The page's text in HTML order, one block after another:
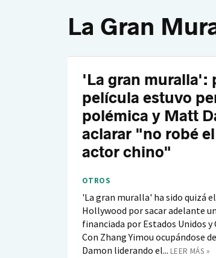
La Gran
'La gran muralla':
película estuvo
polémica y Matt
aclarar "no robé
actor chino"
OTROS
'La gran muralla' ha sido quizá
Hollywood por sacar adelante
financiada por Estados Unidos
Con Zhang Yimou ocupándose
Damon liderando el... LEER MÁS »